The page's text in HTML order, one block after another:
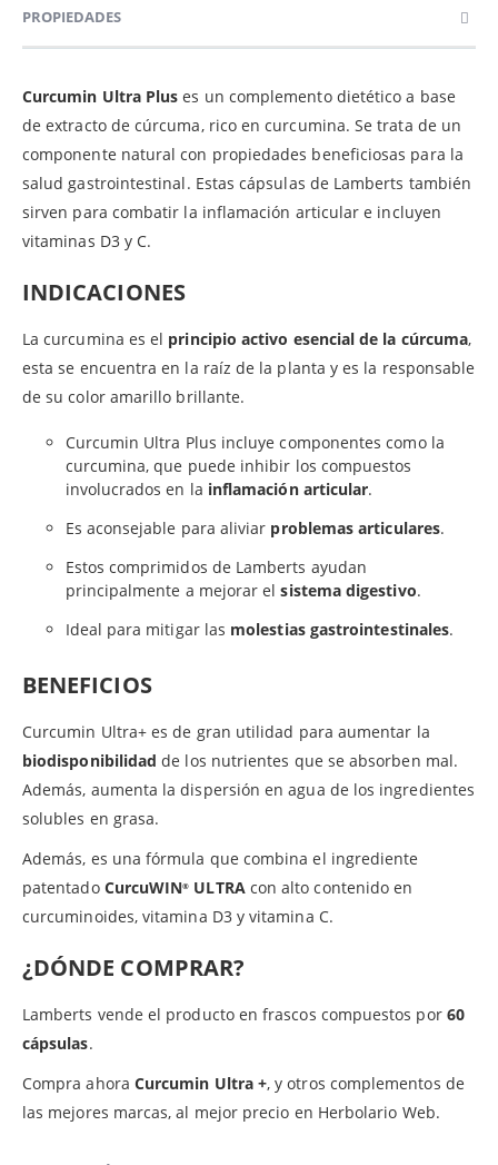
PROPIEDADES
Curcumin Ultra Plus es un complemento dietético a base
de extracto de cúrcuma, rico en curcumina. Se trata de un
componente natural con propiedades beneficiosas para la
salud gastrointestinal. Estas cápsulas de Lamberts también
sirven para combatir la inflamación articular e incluyen
vitaminas D3 y C.
INDICACIONES
La curcumina es el principio activo esencial de la cúrcuma,
esta se encuentra en la raíz de la planta y es la responsable
de su color amarillo brillante.
Curcumin Ultra Plus incluye componentes como la
curcumina, que puede inhibir los compuestos
involucrados en la inflamación articular.
Es aconsejable para aliviar problemas articulares.
Estos comprimidos de Lamberts ayudan
principalmente a mejorar elsistema digestivo.
Ideal para mitigar las molestias gastrointestinales.
BENEFICIOS
Curcumin Ultra+ es de gran utilidad para aumentar la
biodisponibilidad de los nutrientes que se absorben mal.
Además, aumenta la dispersión en agua de los ingredientes
solubles en grasa.
Además, es una fórmula que combina el ingrediente
patentado CurcuWIN® ULTRAcon alto contenido en
curcuminoides, vitamina D3 y vitamina C.
¿DÓNDE COMPRAR?
Lamberts vende el producto en frascos compuestos por 60
cápsulas.
Compra ahora Curcumin Ultra +, y otros complementos de
las mejores marcas, al mejor precio en Herbolario Web.